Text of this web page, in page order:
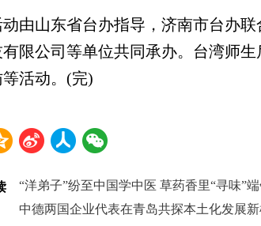
山东省台办指导，济南市台办联
限公司等单位共同承办。台湾师
活动。(完)
“洋弟子”纷至中国学中医 草药香里“寻味”
中德两国企业代表在青岛共探本土化发展